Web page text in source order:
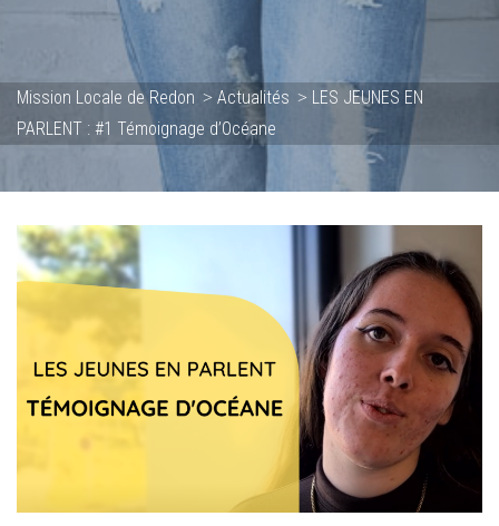
Mission Locale de Redon > Actualités > LES JEUNES EN
PARLENT : #1 Témoignage d’Océane